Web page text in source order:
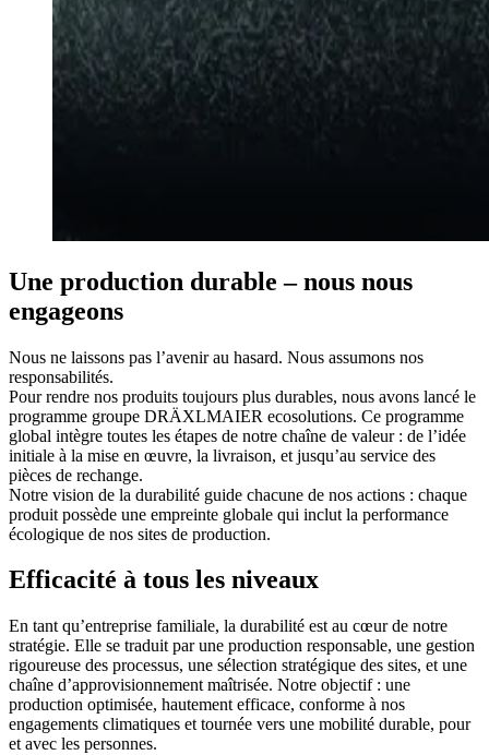
Une production durable – nous nous
engageons
Nous ne laissons pas l’avenir au hasard. Nous assumons nos
responsabilités.
Pour rendre nos produits toujours plus durables, nous avons lancé le
programme groupe DRÄXLMAIER ecosolutions. Ce programme
global intègre toutes les étapes de notre chaîne de valeur : de l’idée
initiale à la mise en œuvre, la livraison, et jusqu’au service des
pièces de rechange.
Notre vision de la durabilité guide chacune de nos actions : chaque
produit possède une empreinte globale qui inclut la performance
écologique de nos sites de production.
Efficacité à tous les niveaux
En tant qu’entreprise familiale, la durabilité est au cœur de notre
stratégie. Elle se traduit par une production responsable, une gestion
rigoureuse des processus, une sélection stratégique des sites, et une
chaîne d’approvisionnement maîtrisée. Notre objectif : une
production optimisée, hautement efficace, conforme à nos
engagements climatiques et tournée vers une mobilité durable, pour
et avec les personnes.